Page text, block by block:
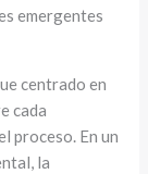
emergentes
centrado en
cada
proceso. En un
la